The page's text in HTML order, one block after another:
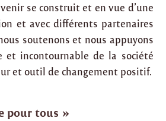
se construit et en vue d’une
et avec différents partenaires
soutenons et nous appuyons
et incontournable de la société
et outil de changement positif.
pour tous »